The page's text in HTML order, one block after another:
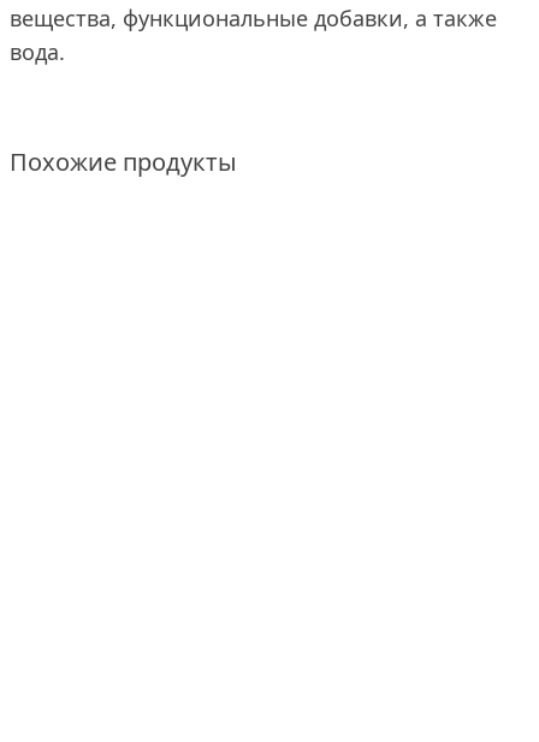
вещества, функциональные добавки, а также
вода.
Похожие продукты